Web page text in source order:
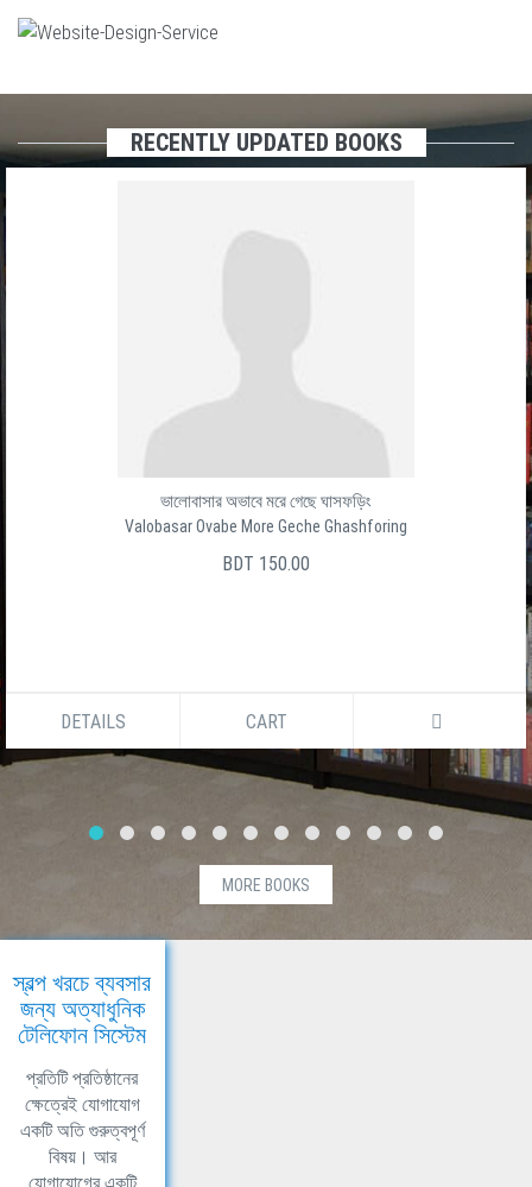
RECENTLY UPDATED BOOKS
ভালোবাসার অভাবে মরে গেছে ঘাসফড়িং
Valobasar Ovabe More Geche Ghashforing
BDT 150.00
DETAILS CART
MORE BOOKS
স্বল্প খরচে ব্যবসার
জন্য অত্যাধুনিক
টেলিফোন সিস্টেম
প্রতিটি প্রতিষ্ঠানের
ক্ষেত্রেই যোগাযোগ
একটি অতি গুরুত্বপূর্ণ
বিষয়। আর